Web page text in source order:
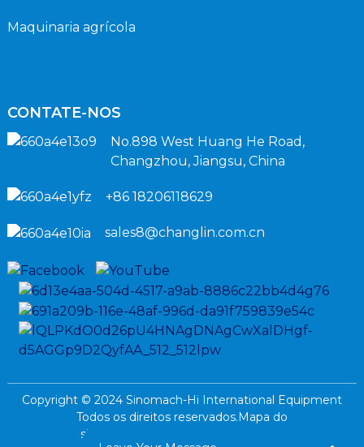
Maquinaria agrícola
CONTATE-NOS
No.898 West Huang He Road,
Changzhou, Jiangsu, China
+86 18206118629
sales8@changlin.com.cn
Copyright © 2024 Sinomach-Hi International Equipment
Todos os direitos reservados.Mapa do
site,